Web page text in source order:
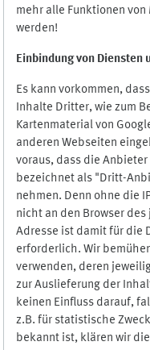
mehr alle Funktionen
werden!
Einbindung von Diensten
Es kann vorkommen,
Inhalte Dritter, wie zum
Kartenmaterial von
anderen Webseiten
voraus, dass die
bezeichnet als "Dritt-
nehmen. Denn ohne die
nicht an den Browser
Adresse ist damit für die
erforderlich. Wir
verwenden, deren
zur Auslieferung der
keinen Einfluss darauf,
z.B. für statistische
bekannt ist, klären wir